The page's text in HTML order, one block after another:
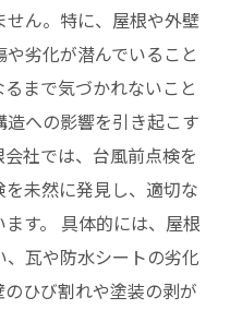
ん。特に、屋根や外壁
劣化が潜んでいること
まで気づかれないこと
への影響を引き起こす
社では、台風前点検を
未然に発見し、適切な
す。 具体的には、屋根
瓦や防水シートの劣化
ひび割れや塗装の剥が